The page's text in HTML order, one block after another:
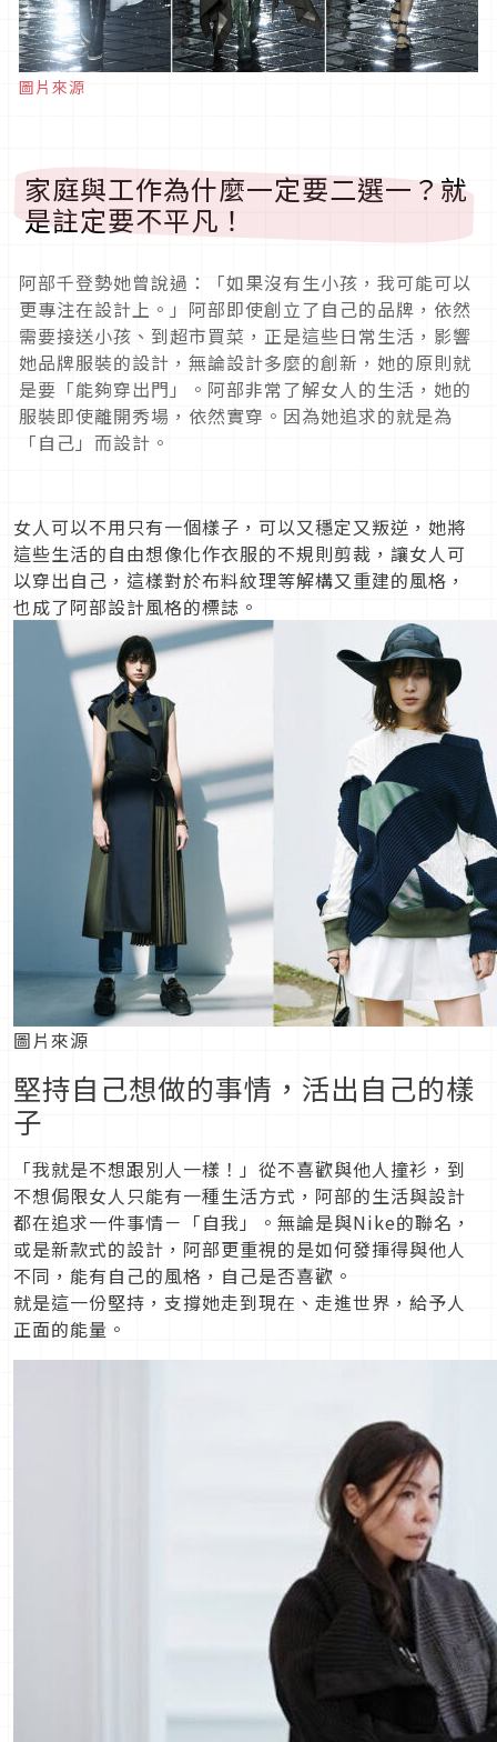
圖片來源
家庭與工作為什麼一定要二選一？就
是註定要不平凡！
阿部千登勢她曾說過：「如果沒有生小孩，我可能可以
更專注在設計上。」阿部即使創立了自己的品牌，依然
需要接送小孩、到超市買菜，正是這些日常生活，影響
她品牌服裝的設計，無論設計多麼的創新，她的原則就
是要「能夠穿出門」。阿部非常了解女人的生活，她的
服裝即使離開秀場，依然實穿。因為她追求的就是為
「自己」而設計。
女人可以不用只有一個樣子，可以又穩定又叛逆，她將
這些生活的自由想像化作衣服的不規則剪裁，讓女人可
以穿出自己，這樣對於布料紋理等解構又重建的風格，
也成了阿部設計風格的標誌。
圖片來源
堅持自己想做的事情，活出自己的樣
子
「我就是不想跟別人一樣！」從不喜歡與他人撞衫，到
不想侷限女人只能有一種生活方式，阿部的生活與設計
都在追求一件事情－「自我」。無論是與Nike的聯名，
或是新款式的設計，阿部更重視的是如何發揮得與他人
不同，能有自己的風格，自己是否喜歡。
就是這一份堅持，支撐她走到現在、走進世界，給予人
正面的能量。